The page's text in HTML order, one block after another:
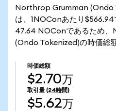
Northrop Grumman (Ondo
は、1NOConあたり
47.64 NOConであるため
(Ondo Tokenized)の時価総
時価総額
$2.70万
取引量 (24時間)
$5.62万